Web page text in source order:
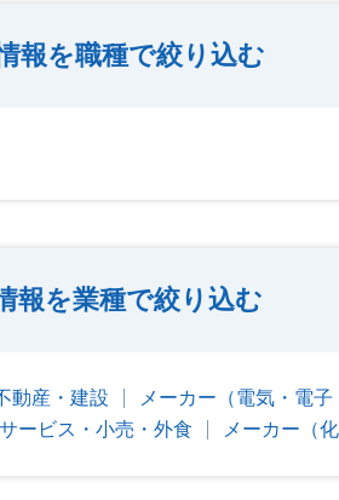
報を職種で絞り込む
報を業種で絞り込む
動産・建設
メーカー（電気・電子
サービス・小売・外食 メーカー（